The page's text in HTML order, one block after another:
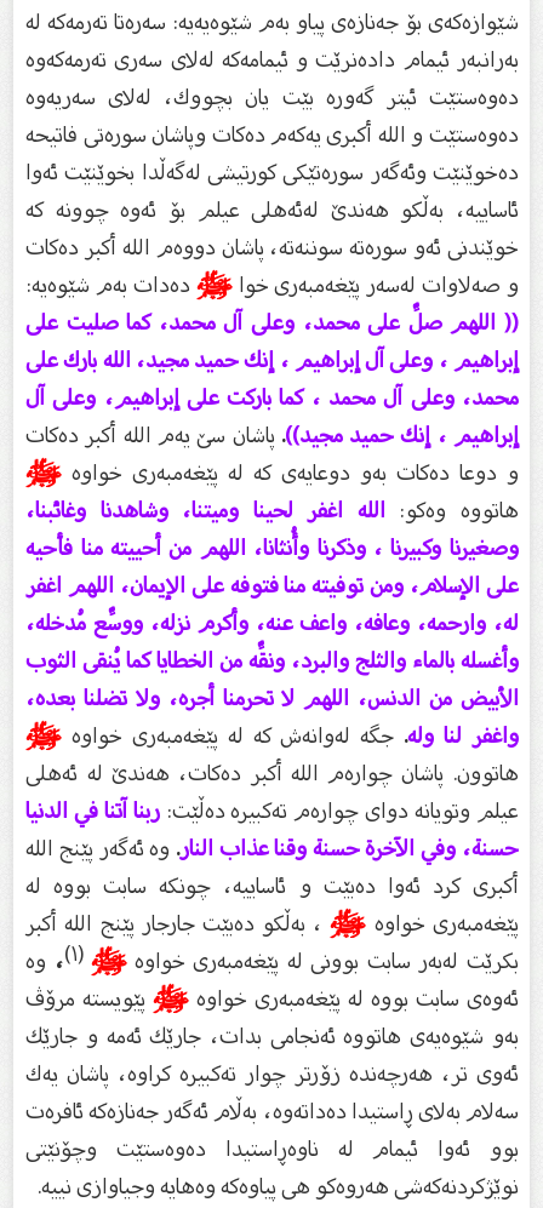
شێوازەكەى بۆ جەنازەى پیاو بەم شێوەیەیە: سەرەتا تەرمەكە لە
بەرانبەر ئیمام دادەنرێت و ئیمامەكە لەلاى سەرى تەرمەكەوە
دەوەستێت ئیتر گەورە بێت یان بچووك، لەلاى سەریەوە
دەوەستێت و الله أكبرى یەكەم دەكات وپاشان سورەتى فاتیحە
دەخوێنێت وئەگەر سورەتێكى كورتیشی لەگەڵدا بخوێنێت ئەوا
ئاساییە، بەڵكو هەندێ لەئەهلى عیلم بۆ ئەوە چوونە كە
خوێندنى ئەو سورەتە سوننەتە، پاشان دووەم الله أكبر دەكات
و صەلاوات لەسەر پێغەمبەرى خواﷺدەدات بەم شێوەیە:
(( اللهم صلِّ على محمد، وعلى آل محمد، كما صليت على
إبراهيم ، وعلى آل إبراهيم ، إنك حميد مجيد، الله بارك على
محمد، وعلى آل محمد ، كما باركت على إبراهيم، وعلى آل
إبراهيم ، إنك حميد مجيد)).پاشان سێ یەم الله أكبر دەكات
و دوعا دەكات بەو دوعایەى كە لە پێغەمبەرى خواوەﷺ
هاتووە وەكو: الله اغفر لحينا وميتنا، وشاهدنا وغائبنا،
وصغيرنا وكبيرنا ، وذكرنا وأُنثانا، اللهم من أحييته منا فأحيه
على الإسلام، ومن توفيته منا فتوفه على الإيمان، اللهم اغفر
له، وارحمه، وعافه، واعف عنه، وأكرم نزله، ووسِّع مُدخله،
وأغسله بالماء والثلج والبرد، ونقِّه من الخطايا كما يُنقى الثوب
الأبيض من الدنس، اللهم لا تحرمنا أجره، ولا تضلنا بعده،
واغفر لنا وله.جگە لەوانەش كە لە پێغەمبەرى خواوەﷺ
هاتوون. پاشان چوارەم الله أكبر دەكات، هەندێ لە ئەهلى
عیلم وتویانە دواى چوارەم تەكبیرە دەڵێت:ربنا آتنا في الدنيا
حسنة، وفي الآخرة حسنة وقنا عذاب النار.وە ئەگەر پێنج الله
أكبرى كرد ئەوا دەبێت و ئاساییە، چونكە سابت بووە لە
پێغەمبەرى خواوەﷺ، بەڵكو دەبێت جارجار پێنج الله أكبر
بكرێت لەبەر سابت بوونى لە پێغەمبەرى خواوەﷺ(١) ،وە
ئەوەى سابت بووە لە پێغەمبەرى خواوەﷺپێویستە مرۆڤ
بەو شێوەیەى هاتووە ئەنجامى بدات، جارێك ئەمە و جارێك
ئەوى تر، هەرچەندە زۆرتر چوار تەكبیرە كراوە، پاشان یەك
سەلام بەلاى ڕاستیدا دەداتەوە، بەڵام ئەگەر جەنازەكە ئافرەت
بوو ئەوا ئیمام لە ناوەڕاستیدا دەوەستێت وچۆنێتى
نوێژكردنەكەشی هەروەكو هى پیاوەكە وەهایە وجیاوازى نییە.